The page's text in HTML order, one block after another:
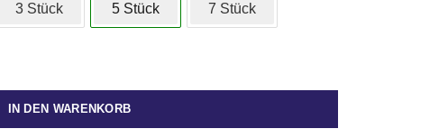
3 Stück 5 Stück 7 Stück
IN DEN WARENKORB